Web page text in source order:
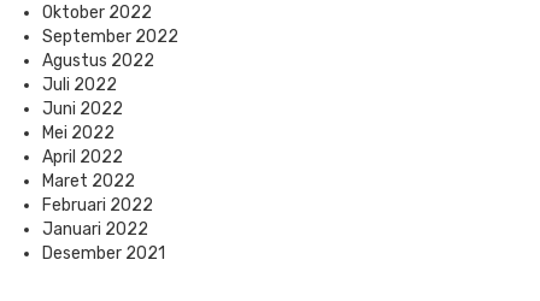
Oktober 2022
September 2022
Agustus 2022
Juli 2022
Juni 2022
Mei 2022
April 2022
Maret 2022
Februari 2022
Januari 2022
Desember 2021